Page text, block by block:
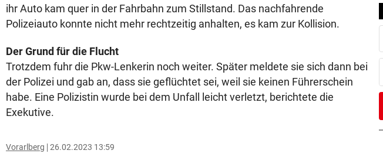
ihr Auto kam quer in der Fahrbahn zum Stillstand. Das nachfahrende
Polizeiauto konnte nicht mehr rechtzeitig anhalten, es kam zur Kollision.
Der Grund für die Flucht
Trotzdem fuhr die Pkw-Lenkerin noch weiter. Später meldete sie sich dann bei
der Polizei und gab an, dass sie geflüchtet sei, weil sie keinen Führerschein
habe. Eine Polizistin wurde bei dem Unfall leicht verletzt, berichtete die
Exekutive.
Vorarlberg 26.02.2023 13:59